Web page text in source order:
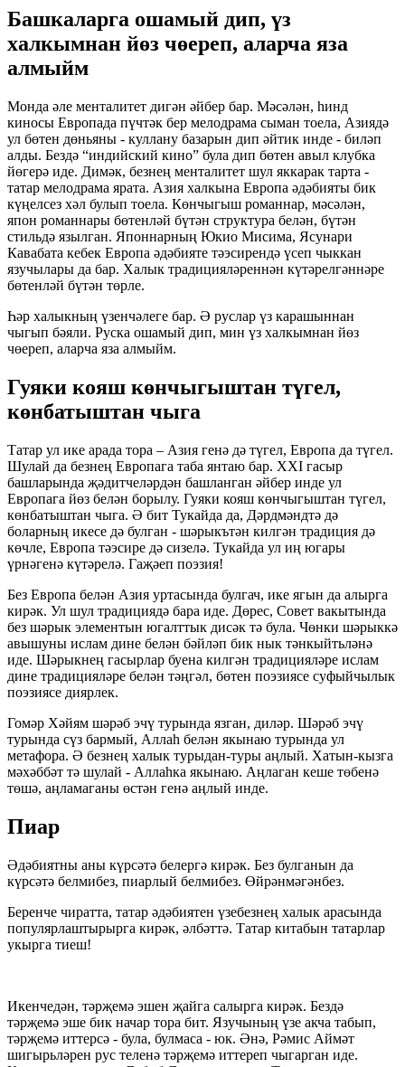
Башкаларга ошамый дип, үз
халкымнан йөз чөереп, аларча яза
алмыйм
Монда әле менталитет дигән әйбер бар. Мәсәлән, һинд
киносы Европада пүчтәк бер мелодрама сыман тоела, Азиядә
ул бөтен дөньяны - куллану базарын дип әйтик инде - биләп
алды. Бездә “индийский кино” була дип бөтен авыл клубка
йөгерә иде. Димәк, безнең менталитет шул яккарак тарта -
татар мелодрама ярата. Азия халкына Европа әдәбияты бик
күңелсез хәл булып тоела. Көнчыгыш романнар, мәсәлән,
япон романнары бөтенләй бүтән структура белән, бүтән
стильдә язылган. Японнарның Юкио Мисима, Ясунари
Кавабата кебек Европа әдәбияте тәэсирендә үсеп чыккан
язучылары да бар. Халык традицияләреннән күтәрелгәннәре
бөтенләй бүтән төрле.
Һәр халыкның үзенчәлеге бар. Ә руслар үз карашыннан
чыгып бәяли. Руска ошамый дип, мин үз халкымнан йөз
чөереп, аларча яза алмыйм.
Гуяки кояш көнчыгыштан түгел,
көнбатыштан чыга
Татар ул ике арада тора – Азия генә дә түгел, Европа да түгел.
Шулай да безнең Европага таба янтаю бар. XXI гасыр
башларында җәдитчеләрдән башланган әйбер инде ул
Европага йөз белән борылу. Гуяки кояш көнчыгыштан түгел,
көнбатыштан чыга. Ә бит Тукайда да, Дәрдмәндтә дә
боларның икесе дә булган - шәрыкътән килгән традиция дә
көчле, Европа тәэсире дә сизелә. Тукайда ул иң югары
үрнәгенә күтәрелә. Гаҗәеп поэзия!
Без Европа белән Азия уртасында булгач, ике ягын да алырга
кирәк. Ул шул традициядә бара иде. Дөрес, Совет вакытында
без шәрык элементын югалттык дисәк тә була. Чөнки шәрыккә
авышуны ислам дине белән бәйләп бик нык тәнкыйтьләнә
иде. Шәрыкнең гасырлар буена килгән традицияләре ислам
дине традицияләре белән тәңгәл, бөтен поэзиясе суфыйчылык
поэзиясе диярлек.
Гомәр Хәйям шәрәб эчү турында язган, диләр. Шәрәб эчү
турында сүз бармый, Аллаһ белән якынаю турында ул
метафора. Ә безнең халык турыдан-туры аңлый. Хатын-кызга
мәхәббәт тә шулай - Аллаһка якынаю. Аңлаган кеше төбенә
төшә, аңламаганы өстән генә аңлый инде.
Пиар
Әдәбиятны аны күрсәтә белергә кирәк. Без булганын да
күрсәтә белмибез, пиарлый белмибез. Өйрәнмәгәнбез.
Беренче чиратта, татар әдәбиятен үзебезнең халык арасында
популярлаштырырга кирәк, әлбәттә. Татар китабын татарлар
укырга тиеш!
Икенчедән, тәрҗемә эшен җайга салырга кирәк. Бездә
тәрҗемә эше бик начар тора бит. Язучының үзе акча табып,
тәрҗемә иттерсә - була, булмаса - юк. Әнә, Рәмис Аймәт
шигырьләрен рус теленә тәрҗемә иттереп чыгарган иде.